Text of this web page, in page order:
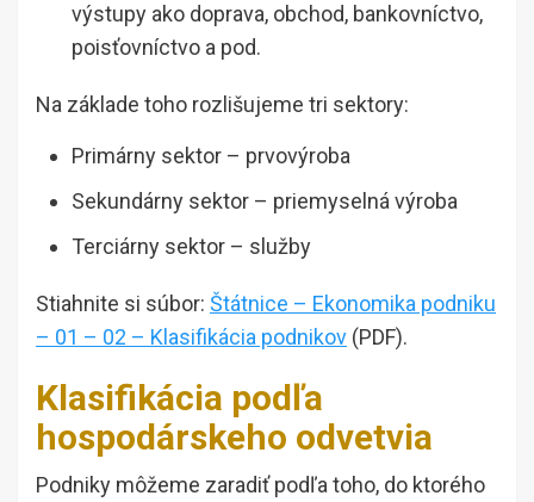
výstupy ako doprava, obchod, bankovníctvo,
poisťovníctvo a pod.
Na základe toho rozlišujeme tri sektory:
Primárny sektor – prvovýroba
Sekundárny sektor – priemyselná výroba
Terciárny sektor – služby
Stiahnite si súbor: Štátnice – Ekonomika podniku
– 01 – 02 – Klasifikácia podnikov (PDF).
Klasifikácia podľa
hospodárskeho odvetvia
Podniky môžeme zaradiť podľa toho, do ktorého